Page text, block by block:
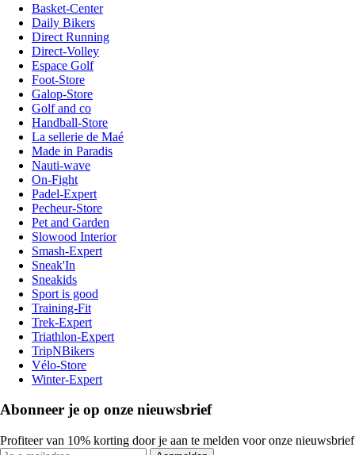
Basket-Center
Daily Bikers
Direct Running
Direct-Volley
Espace Golf
Foot-Store
Galop-Store
Golf and co
Handball-Store
La sellerie de Maé
Made in Paradis
Nauti-wave
On-Fight
Padel-Expert
Pecheur-Store
Pet and Garden
Slowood Interior
Smash-Expert
Sneak'In
Sneakids
Sport is good
Training-Fit
Trek-Expert
Triathlon-Expert
TripNBikers
Vélo-Store
Winter-Expert
Abonneer je op onze nieuwsbrief
Profiteer van 10% korting door je aan te melden voor onze nieuwsbrief